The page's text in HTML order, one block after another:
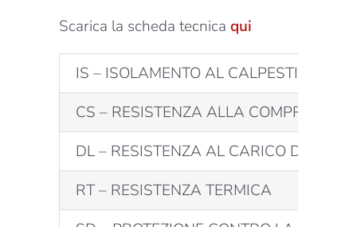
Scarica la scheda tecnicaqui
IS – ISOLAMENTO AL CALPESTIO
CS – RESISTENZA ALLA
DL – RESISTENZA AL CARICO
RT – RESISTENZA TERMICA